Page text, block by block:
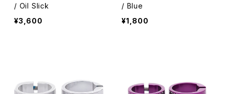
/ Oil Slick
¥3,600
/ Blue
¥1,800